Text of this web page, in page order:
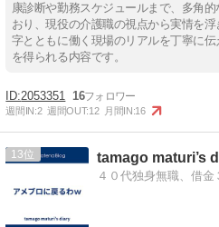
康診断や勤務スケジュールまで、多角
おり、現役の介護職の視点から実情を
字とともに働く現場のリアルを丁寧に
を得られる内容です。
2053351 16
週間IN:2 週間OUT:12 月間IN:16
13 tamago maturi’s
４０代独身無職、借金